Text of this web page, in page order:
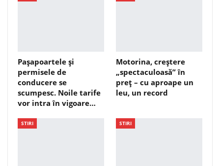
Pașapoartele și
permisele de
conducere se
scumpesc. Noile tarife
vor intra în vigoare…
Motorina, creștere
„spectaculoasă” în
preț – cu aproape un
leu, un record
STIRI STIRI